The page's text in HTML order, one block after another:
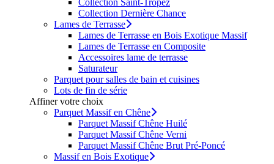
Collection Dernière Chance
Lames de Terrasse
Lames de Terrasse en Bois Exotique Massif
Lames de Terrasse en Composite
Accessoires lame de terrasse
Saturateur
Parquet pour salles de bain et cuisines
Lots de fin de série
Affiner votre choix
Parquet Massif en Chêne
Parquet Massif Chêne Huilé
Parquet Massif Chêne Verni
Parquet Massif Chêne Brut Pré-Poncé
Massif en Bois Exotique